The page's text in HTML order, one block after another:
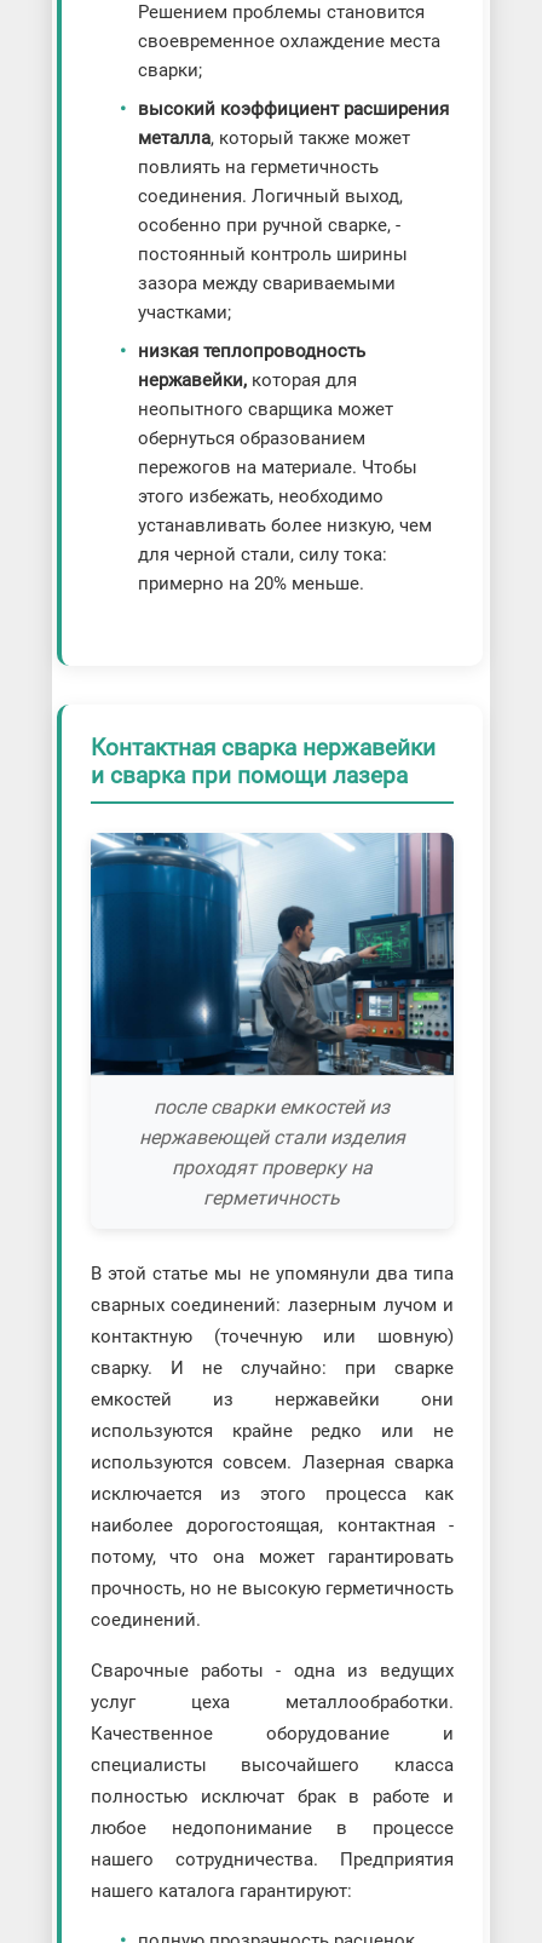
Решением проблемы становится
своевременное охлаждение места
сварки;
высокий коэффициент расширения
металла, который также может
повлиять на герметичность
соединения. Логичный выход,
особенно при ручной сварке, -
постоянный контроль ширины
зазора между свариваемыми
участками;
низкая теплопроводность
нержавейки,которая для
неопытного сварщика может
обернуться образованием
пережогов на материале. Чтобы
этого избежать, необходимо
устанавливать более низкую, чем
для черной стали, силу тока:
примерно на 20% меньше.
Контактная сварка нержавейки
и сварка при помощи лазера
после сварки емкостей из
нержавеющей стали изделия
проходят проверку на
герметичность
В этой статье мы не упомянули два типа
сварных соединений: лазерным лучом и
контактную (точечную или шовную)
сварку. И не случайно: при сварке
емкостей из нержавейки они
используются крайне редко или не
используются совсем. Лазерная сварка
исключается из этого процесса как
наиболее дорогостоящая, контактная -
потому, что она может гарантировать
прочность, но не высокую герметичность
соединений.
Сварочные работы - одна из ведущих
услуг цеха металлообработки.
Качественное оборудование и
специалисты высочайшего класса
полностью исключат брак в работе и
любое недопонимание в процессе
нашего сотрудничества. Предприятия
нашего каталога гарантируют: